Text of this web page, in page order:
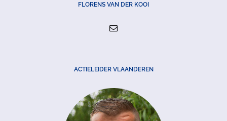
FLORENS VAN DER KOOI
ACTIELEIDER VLAANDEREN